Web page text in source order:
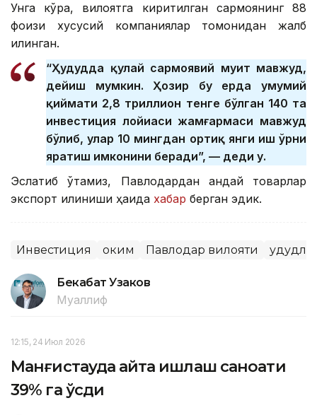
Унга кўра, вилоятга киритилган сармоянинг 88
фоизи хусусий компаниялар томонидан жалб
қилинган.
“Ҳудудда қулай сармоявий муҳит мавжуд,
дейиш мумкин. Ҳозир бу ерда умумий
қиймати 2,8 триллион тенге бўлган 140 та
инвестиция лойиҳаси жамғармаси мавжуд
бўлиб, улар 10 мингдан ортиқ янги иш ўрни
яратиш имконини беради”, — деди у.
Эслатиб ўтамиз, Павлодардан қандай товарлар
экспорт қилиниши ҳақида хабар берган эдик.
Инвестиция Ҳоким Павлодар вилояти
Бекабат Узаков
Муаллиф
12:15, 24 Июл 2026
Манғистауда қайта ишлаш саноати
39% га ўсди